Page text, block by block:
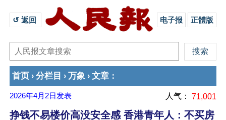
↺ 返回 电子报 正體版
首页 › 分栏目 › 万象 › 文章 ：
2026年4月2日 发表 人气： 71,001
挣钱不易楼价高没安全感 香港青年人：不买房